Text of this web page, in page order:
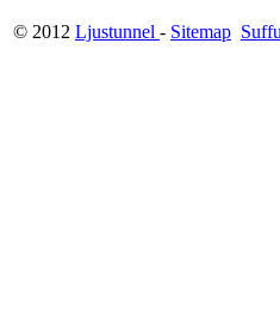
© 2012 Ljustunnel - Sitemap